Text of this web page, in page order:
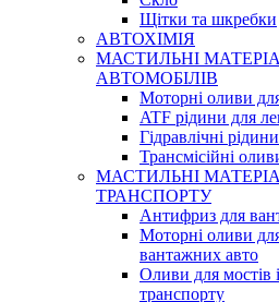
Щітки та шкребки
АВТОХІМІЯ
МАСТИЛЬНІ
АВТОМОБІЛІВ
Моторні оливи
ATF рідини для
Гідравлічні
Трансмісійні
МАСТИЛЬНІ
ТРАНСПОРТУ
Антифриз для
Моторні оливи
вантажних авто
Оливи для мостів
транспорту